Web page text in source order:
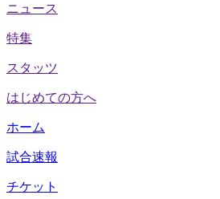
ニュース
特集
スタッツ
はじめての方へ
ホーム
試合速報
チケット